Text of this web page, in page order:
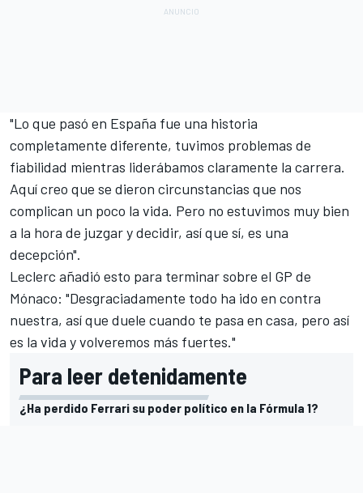
"Lo que pasó en España fue una historia
completamente diferente, tuvimos problemas de
fiabilidad mientras liderábamos claramente la carrera.
Aquí creo que se dieron circunstancias que nos
complican un poco la vida. Pero no estuvimos muy bien
a la hora de juzgar y decidir, así que sí, es una
decepción".
Leclerc añadió esto para terminar sobre el GP de
Mónaco: "Desgraciadamente todo ha ido en contra
nuestra, así que duele cuando te pasa en casa, pero así
es la vida y volveremos más fuertes."
Para leer detenidamente
¿Ha perdido Ferrari su poder político en la Fórmula 1?